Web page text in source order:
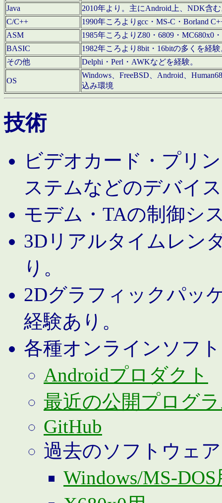
Java
2010年より。主にAndroid上、NDK含
C/C++
1990年ころよりgcc・MS-C・Borland
ASM
1985年ころよりZ80・6809・MC680x0
BASIC
1982年ころより8bit・16bitの多くを経
その他
Delphi・Perl・AWKなどを経験。
OS
Windows、FreeBSD、Android、
込み環境
技術
ビデオカード・プリ
ステムなどのデバイ
モデム・TAの制御シ
3Dリアルタイムレン
り。
2Dグラフィックパッ
経験あり。
各種オンラインソフ
Androidプロダクト
最近の公開プログ
GitHub
過去のソフトウェア
Windows/MS-DOS